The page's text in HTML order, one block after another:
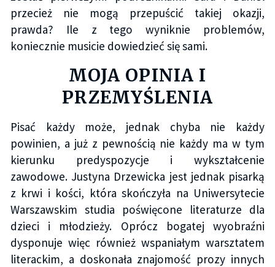
przecież nie mogą przepuścić takiej okazji,
prawda? Ile z tego wyniknie problemów,
koniecznie musicie dowiedzieć się sami.
MOJA OPINIA I
PRZEMYŚLENIA
Pisać każdy może, jednak chyba nie każdy
powinien, a już z pewnością nie każdy ma w tym
kierunku predyspozycje i wykształcenie
zawodowe. Justyna Drzewicka jest jednak pisarką
z krwi i kości, która skończyła na Uniwersytecie
Warszawskim studia poświęcone literaturze dla
dzieci i młodzieży. Oprócz bogatej wyobraźni
dysponuje więc również wspaniałym warsztatem
literackim, a doskonała znajomość prozy innych